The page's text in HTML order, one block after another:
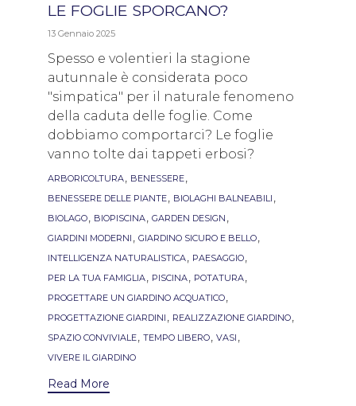
LE FOGLIE SPORCANO?
13 Gennaio 2025
Spesso e volentieri la stagione
autunnale è considerata poco
"simpatica" per il naturale fenomeno
della caduta delle foglie. Come
dobbiamo comportarci? Le foglie
vanno tolte dai tappeti erbosi?
Tags
ARBORICOLTURA, BENESSERE,
BENESSERE DELLE PIANTE, BIOLAGHI BALNEABILI ,
BIOLAGO, BIOPISCINA, GARDEN DESIGN ,
GIARDINI MODERNI , GIARDINO SICURO E BELLO,
INTELLIGENZA NATURALISTICA, PAESAGGIO,
PER LA TUA FAMIGLIA, PISCINA, POTATURA,
PROGETTARE UN GIARDINO ACQUATICO,
PROGETTAZIONE GIARDINI , REALIZZAZIONE GIARDINO,
SPAZIO CONVIVIALE, TEMPO LIBERO, VASI ,
VIVERE IL GIARDINO
Read More